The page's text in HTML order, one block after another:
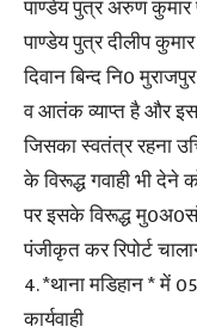
पाण्डेय पुत्र अरुण कुमार
पाण्डेय पुत्र दीलीप
दिवान बिन्द नि0
व आतंक व्याप्त है और
जिसका स्वतंत्र रहना
के विरूद्ध गवाही भी देने
पर इसके विरूद्ध
पंजीकृत कर रिपोर्ट
4. *थाना मडिहान * में
कार्यवाही